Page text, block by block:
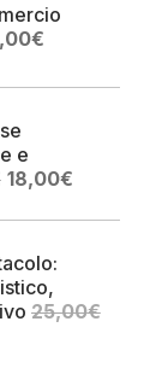
€Il
attuale
e
Il
originale
25,00€.
18,00€Il
attuale
25,00€